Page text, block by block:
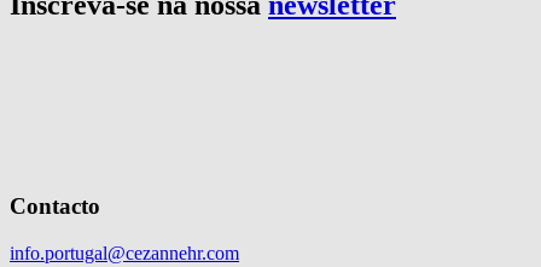
Contacto
info.portugal@cezannehr.com